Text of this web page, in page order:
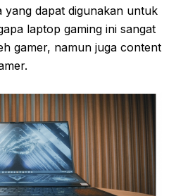
yang dapat digunakan untuk
laptop gaming ini sangat
gamer, namun juga content